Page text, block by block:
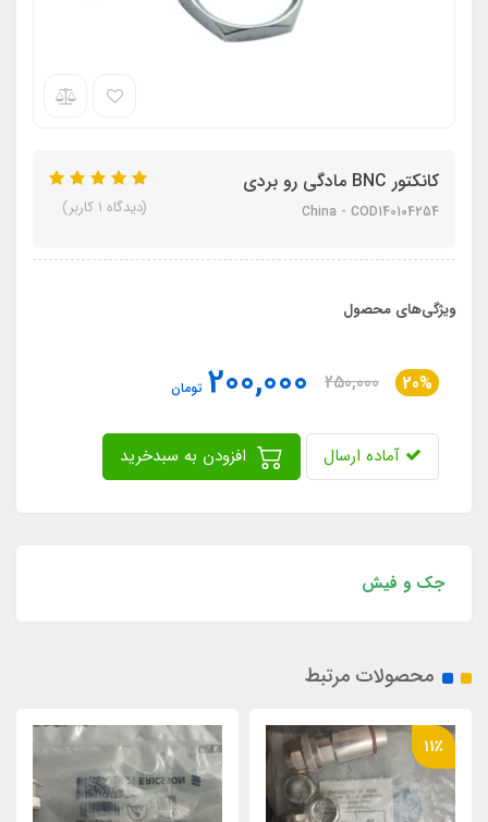
کانکتور BNC مادگی رو بردی
China - COD140104254 (دیدگاه 1 کاربر)
ویژگی‌های محصول
20%
250,000
200,000 تومان
آماده ارسال
جک و فیش
محصولات مرتبط
11٪